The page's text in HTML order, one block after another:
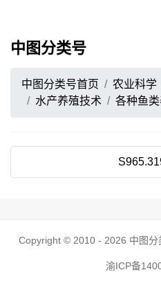
中图分类号
中图分类号首页 农业科学
水产养殖技术
各种鱼
Copyright © 2010 - 2026 中图分
渝ICP备